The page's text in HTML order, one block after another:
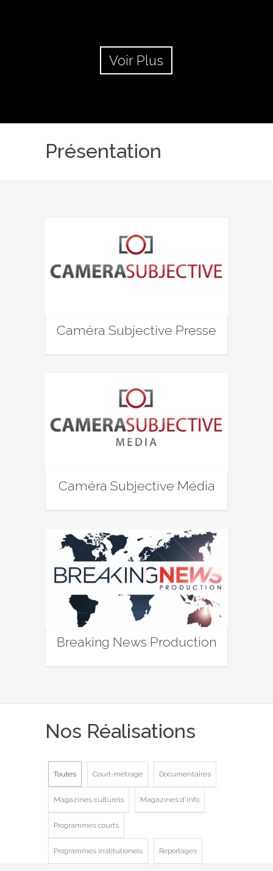
Voir Plus
Présentation
Caméra Subjective Presse
Caméra Subjective Média
Breaking News Production
Nos Réalisations
Toutes Court-métrage Documentaires
Magazines culturels Magazines d'info
Programmes courts
Programmes institutionels Reportages